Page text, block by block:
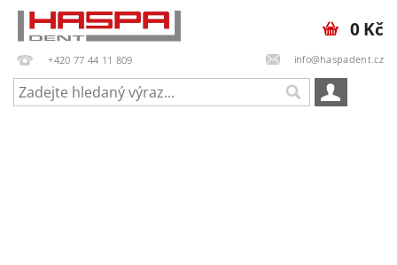
+420 77 44 11 809 info@haspadent.cz
0 Kč